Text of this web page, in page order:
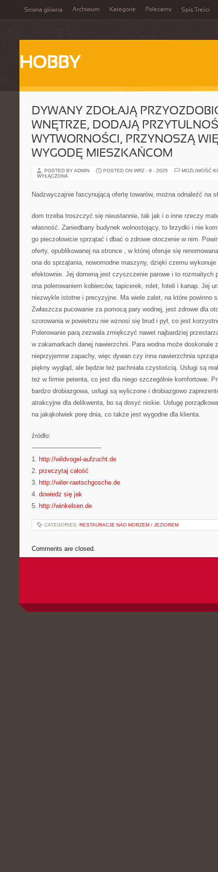
Strona główna Archiwum Kategorie Polecamy Spis Treści
HOBBY
DYWANY ZDOŁAJĄ
WNĘTRZE, DODAJĄ
WYTWORNOŚCI, PRZYNOSZĄ
WYGODĘ MIESZKAŃCOM
POSTED BY ADMIN POSTED ON WRZ - 9 - 2025
MOŻLIWOŚĆ
WYŁĄCZONA
Nadzwyczajnie fascynującą ofertę towarów, można odnaleźć na
dom trzeba troszczyć się nieustannie, tak jak i o inne rzeczy
własność. Zaniedbany budynek wolnostojący, to brzydki i nie
go pieczołowicie sprzątać i dbać o zdrowe otoczenie w nim.
oferty, opublikowanej na stronce , w której oferuje się
ona do sprzątania, nowomodne maszyny, dzięki czemu
efektownie. Jej domeną jest czyszczenie parowe i to rozmaitych
ona polerowaniem kobierców, tapicerek, rolet, foteli i kanap. Jej
niezwykle istotne i precyzyjne. Ma wiele zalet, na które powinno
Zwłaszcza pucowanie za pomocą pary wodnej, jest zdrowe dla
szorowania w powietrzu nie wznosi się brud i pył, co jest
Polerowanie parą zezwala zmiękczyć nawet najbardziej
w zakamarkach danej nawierzchni. Para wodna może doskonale
nieprzyjemne zapachy, więc dywan czy inna nawierzchnia
piękny wygląd, ale będzie też pachniała czystością. Usługi są
też w firmie petenta, co jest dla niego szczególnie komfortowe.
bardzo drobiazgowa, usługi są wyliczone i drobiazgowo
atrakcyjne dla delikwenta, bo są dosyć niskie. Usługę
na jakąkolwiek porę dnia, co także jest wygodne dla klienta.
źródło:
———————————
1. http://wildvogel-aufzucht.de
2. przeczytaj całość
3. http://wiler-raetschgosche.de
4. dowiedz się jak
5. http://winkelsen.de
CATEGORIES: RESTAURACJE NAD MORZEM / JEZIOREM
Comments are closed.